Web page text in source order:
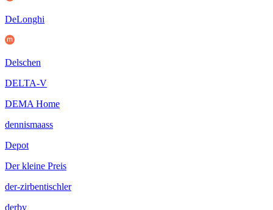
DeLonghi
Delschen
DELTA-V
DEMA Home
dennismaass
Depot
Der kleine Preis
der-zirbentischler
derby